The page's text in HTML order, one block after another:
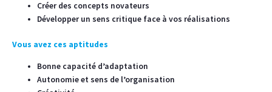
Créer des concepts novateurs
Développer un sens critique face à vos réalisations
Vous avez ces aptitudes
Bonne capacité d’adaptation
Autonomie et sens de l’organisation